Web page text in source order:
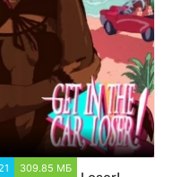
309.85 МБ